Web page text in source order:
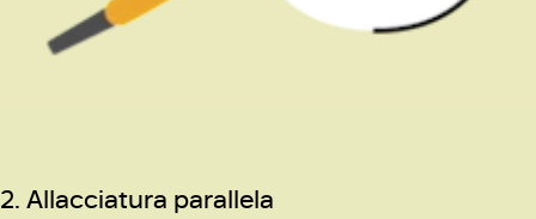
2. Allacciatura parallela